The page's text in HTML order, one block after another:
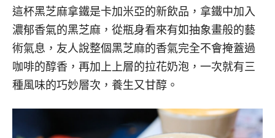
這杯黑芝麻拿鐵是卡加米亞的新飲品，拿鐵中加入
濃郁香氣的黑芝麻，從瓶身看來有如抽象畫般的藝
術氣息，友人說整個黑芝麻的香氣完全不會掩蓋過
咖啡的醇香，再加上上層的拉花奶泡，一次就有三
種風味的巧妙層次，養生又甘醇。